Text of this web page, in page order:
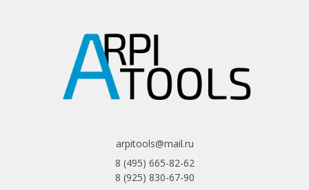
arpitools@mail.ru
8 (495) 665-82-62
8 (925) 830-67-90